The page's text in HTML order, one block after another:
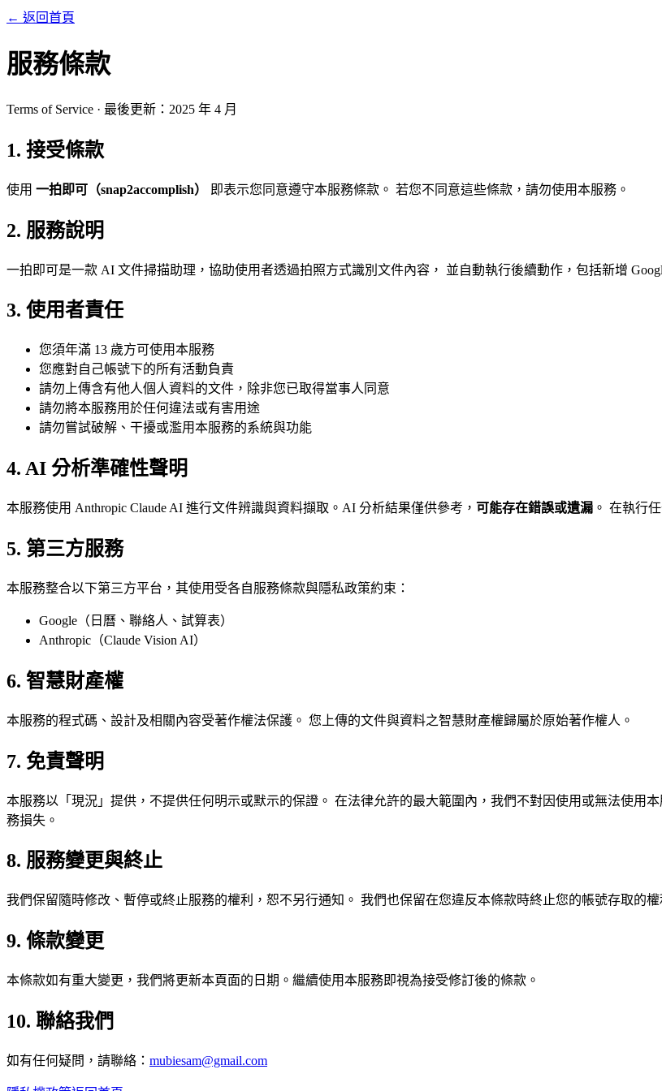
← 返回首頁
服務條款
Terms of Service · 最後更新：2025 年 4 月
1. 接受條款
使用 一拍即可（snap2accomplish） 即表示您同意遵守本服務條款。 若您不同意這些條款，請勿使用本服務。
2. 服務說明
一拍即可是一款 AI 文件掃描助理，協助使用者透過拍照方式識別文件內容， 並自動執行後續動作，包括新增
3. 使用者責任
您須年滿 13 歲方可使用本服務
您應對自己帳號下的所有活動負責
請勿上傳含有他人個人資料的文件，除非您已取得當事人同意
請勿將本服務用於任何違法或有害用途
請勿嘗試破解、干擾或濫用本服務的系統與功能
4. AI 分析準確性聲明
本服務使用 Anthropic Claude AI 進行文件辨識與資料擷取。AI 分析結果僅供參考， 可能存在錯誤或遺漏 。 在執行
5. 第三方服務
本服務整合以下第三方平台，其使用受各自服務條款與隱私政策約束：
Google（日曆、聯絡人、試算表）
Anthropic（Claude Vision AI）
6. 智慧財產權
本服務的程式碼、設計及相關內容受著作權法保護。 您上傳的文件與資料之智慧財產權歸屬於原始著作權人。
7. 免責聲明
本服務以「現況」提供，不提供任何明示或默示的保證。 在法律允許的最大範圍內，我們不對因使用或無法使用
務損失。
8. 服務變更與終止
我們保留隨時修改、暫停或終止服務的權利，恕不另行通知。 我們也保留在您違反本條款時終止您的帳號存取的權
9. 條款變更
本條款如有重大變更，我們將更新本頁面的日期。繼續使用本服務即視為接受修訂後的條款。
10. 聯絡我們
如有任何疑問，請聯絡： mubiesam@gmail.com